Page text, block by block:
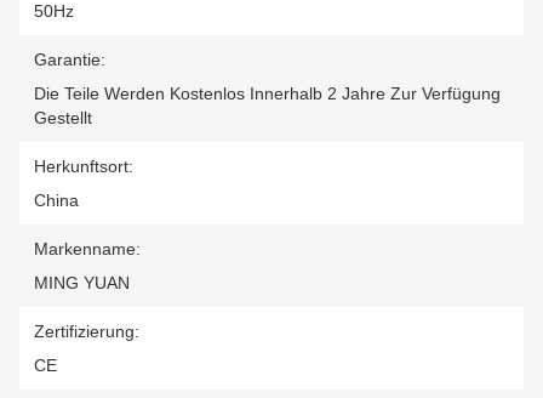
50Hz
Garantie:
Die Teile Werden Kostenlos Innerhalb 2 Jahre Zur Verfügung
Gestellt
Herkunftsort:
China
Markenname:
MING YUAN
Zertifizierung:
CE